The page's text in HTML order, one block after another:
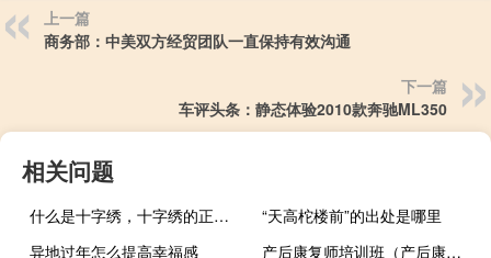
上一篇
商务部：中美双方经贸团队一直保持有效沟通
下一篇
车评头条：静态体验2010款奔驰ML350
相关问题
什么是十字绣，十字绣的正确绣法是怎样绣的？
“天高柁楼前”的出处是哪里
异地过年怎么提高幸福感
产后康复师培训班（产后康复师培训）